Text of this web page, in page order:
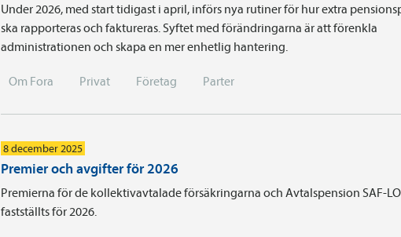
Under 2026, med start tidigast i april, införs nya rutiner för hur extra
ska rapporteras och faktureras. Syftet med förändringarna är att förenkla
administrationen och skapa en mer enhetlig hantering.
Om Fora Privat Företag Parter
8 december 2025
Premier och avgifter för 2026
Premierna för de kollektivavtalade försäkringarna och Avtalspension SAF-
fastställts för 2026.